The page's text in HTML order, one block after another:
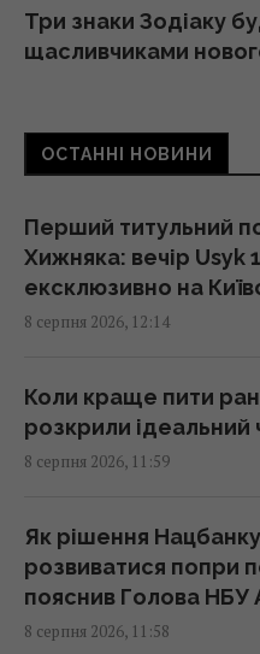
Три знаки Зодіаку
щасливчиками
5 хвилин - і оси
11:30 субота, 08 серпня 2026
Україна погодилася
неросійські
11:24 субота, 08 серпня 2026
Головний генерал
11:21 субота, 08 серпня 2026
Хто має платити за
британців здивували
ОСТАННІ НОВИНИ
Перший титульний
Хижняка: вечір Usyk
ексклюзивно на
8 серпня 2026, 12:14
Коли краще пити
розкрили ідеальний
8 серпня 2026, 11:59
Як рішення
розвиватися попри
пояснив Голова НБУ
8 серпня 2026, 11:58